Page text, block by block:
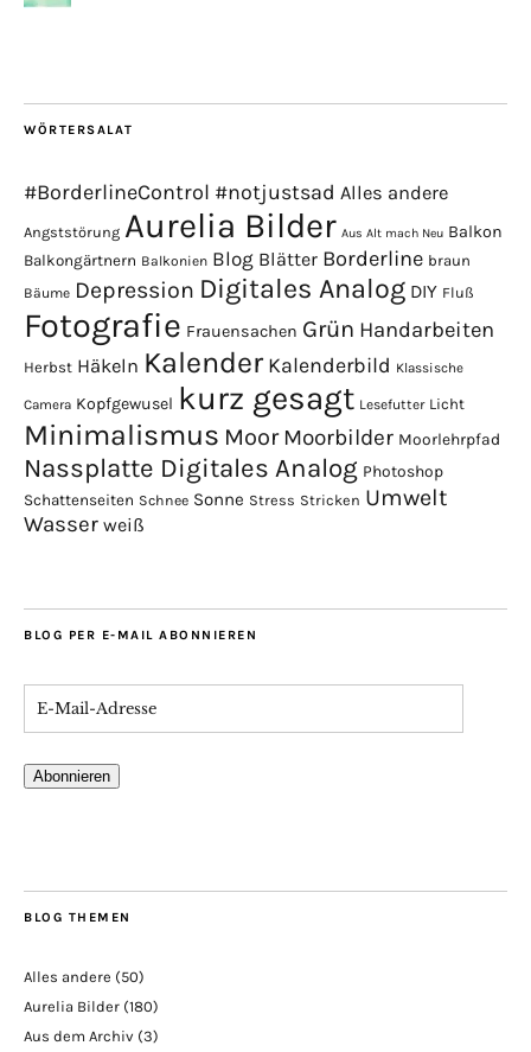
WÖRTERSALAT
#BorderlineControl #notjustsad Alles andere
Angststörung Aurelia Bilder Aus Alt mach Neu Balkon
Balkongärtnern Balkonien Blog Blätter Borderline braun
Bäume Depression Digitales Analog DIY Fluß
Fotografie Frauensachen Grün Handarbeiten
Herbst Häkeln Kalender Kalenderbild Klassische
Camera Kopfgewusel kurz gesagt Lesefutter Licht
Minimalismus Moor Moorbilder Moorlehrpfad
Nassplatte Digitales Analog Photoshop
Schattenseiten Schnee Sonne Stress Stricken Umwelt
Wasser weiß
BLOG PER E-MAIL ABONNIEREN
Abonnieren
BLOG THEMEN
Alles andere (50)
Aurelia Bilder (180)
Aus dem Archiv (3)